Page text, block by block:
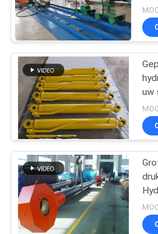
PRIVACYBELEID
Industriële,
cilinders
Thermische
Coatings
uw